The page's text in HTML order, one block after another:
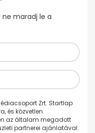
ne maradj le a
Zrt. Startlap
és közvetlen
az általam megadott
partnerei ajánlatával.